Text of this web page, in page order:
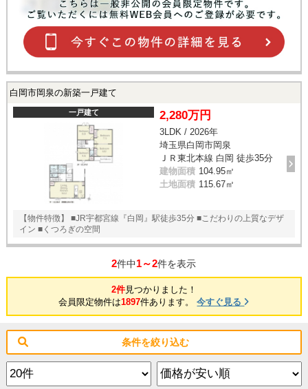
白岡市岡泉の新築一戸建て
一戸建て 2,280万円
3LDK / 2026年
埼玉県白岡市岡泉
ＪＲ東北本線 白岡 徒歩35分
建物面積 104.95㎡
土地面積 115.67㎡
【物件特徴】 ■JR宇都宮線『白岡』駅徒歩35分 ■こだわりの上質なデザ
イン ■くつろぎの空間
2件中1～2件を表示
2件見つかりました！
会員限定物件は1897件あります。今すぐ見る
条件を絞り込む